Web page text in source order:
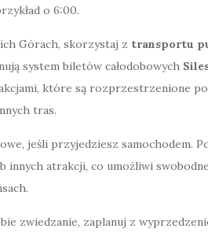
o 6:00.
Górach, skorzystaj z transportu
system biletów całodobowych
które są rozprzestrzenione po
tras.
jeśli przyjedziesz samochodem.
innych atrakcji, co umożliwi
zwiedzanie, zaplanuj z